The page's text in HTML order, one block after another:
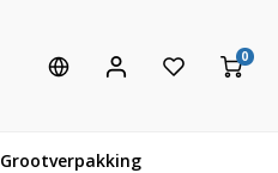
0
Grootverpakking